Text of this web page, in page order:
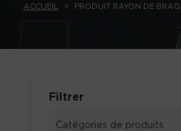
ACCUEIL PRODUIT RAYON DE
Filtrer
Catégories de produits